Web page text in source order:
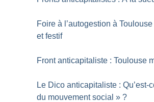
Foire à l’autogestion à
et festif
Front anticapitaliste : Toulouse
Le Dico anti­capitaliste : Qu’est-
du mouvement social » ?